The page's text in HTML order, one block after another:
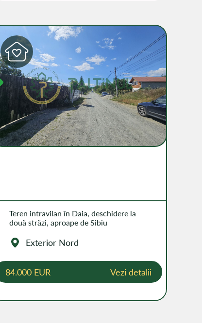
Teren intravilan în Daia, deschidere la
două străzi, aproape de Sibiu
Exterior Nord
84.000 EUR Vezi detalii